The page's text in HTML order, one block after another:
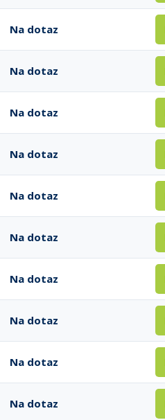
Na dotaz
Na dotaz
Na dotaz
Na dotaz
Na dotaz
Na dotaz
Na dotaz
Na dotaz
Na dotaz
Na dotaz